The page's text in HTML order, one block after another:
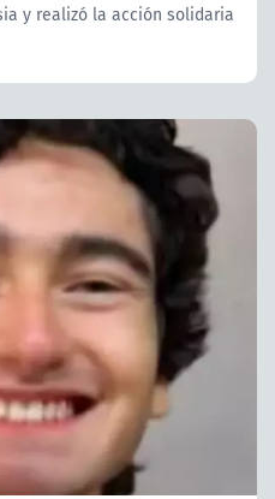
y realizó la acción solidaria